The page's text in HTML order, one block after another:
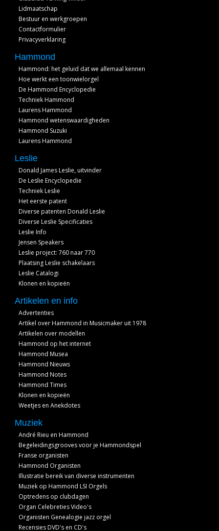
Lidmaatschap
Bestuur en werkgroepen
Contactformulier
Privacyverklaring
Hammond
Hammond: het geluid dat we allemaal kennen
Hoe werkt een toonwielorgel
De Hammond Encyclopedie
Techniek Hammond
Laurens Hammond
Hammond wetenswaardigheden
Hammond Suzuki
Laurens Hammond
Leslie
Donald James Leslie, uitvinder
De Leslie Encyclopedie
Techniek Leslie
Het eerste patent
Diverse patenten Donald Leslie
Diverse Leslie Specificaties
Leslie Info
Jensen Speakers
Leslie project: 760 naar 770
Plaatsing Leslie schakelaars
Leslie Catalogi
Klonen en kopieën
Artikelen en info
Advertenties
Artikel over Hammond in Musicmaker uit 1978
Artikelen over modellen
Hammond op het internet
Hammond Musea
Hammond Nieuws
Hammond Notes
Hammond Times
Klonen en kopieën
Weetjes en Anekdotes
Muziek
André Rieu en Hammond
Begeleidingsgrooves voor je Hammondspel
Franse organisten
Hammond Organisten
Illustratie bereik van diverse instrumenten
Muziek op Hammond LSI Orgels
Optredens op clubdagen
Organ Celebreties Video's
Organisten Genealogie jazz orgel
Recensies DVD's en CD's